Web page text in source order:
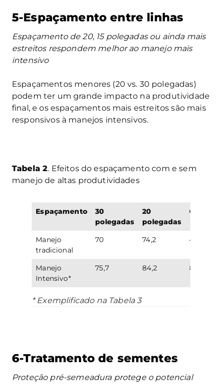
5-Espaçamento entre linhas
Espaçamento de 20, 15 polegadas ou ainda mais
estreitos respondem melhor ao manejo mais
intensivo
Espaçamentos menores (20 vs. 30 polegadas)
podem ter um grande impacto na produtividade
final, e os espaçamentos mais estreitos são mais
responsivos à manejos intensivos.
Tabela 2. Efeitos do espaçamento com e sem
manejo de altas produtividades
Espaçamento
30
polegadas
20
polegadas
Ganho
Manejo
tradicional
70 74,2 4,2
Manejo
Intensivo*
75,7 84,2 8,5
* Exemplificado na Tabela 3
6-Tratamento de sementes
Proteção pré-semeadura protege o potencial